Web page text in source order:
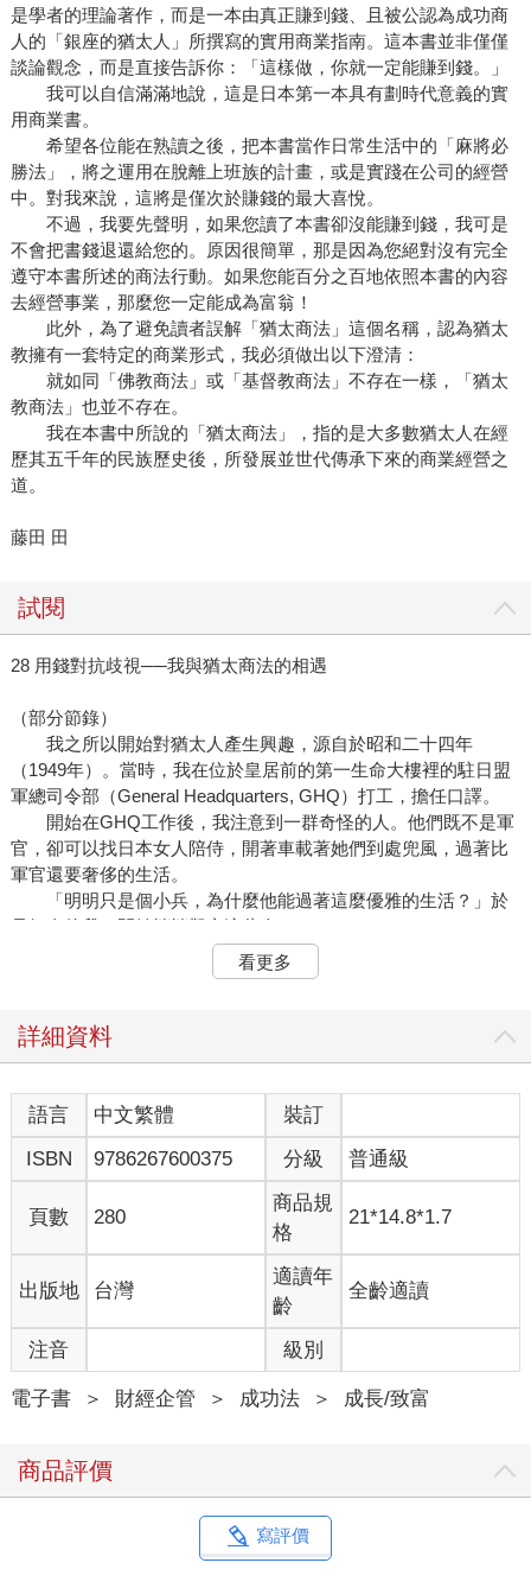
是學者的理論著作，而是一本由真正賺到錢、且被公認為成功商
人的「銀座的猶太人」所撰寫的實用商業指南。這本書並非僅僅
談論觀念，而是直接告訴你：「這樣做，你就一定能賺到錢。」
我可以自信滿滿地說，這是日本第一本具有劃時代意義的實
用商業書。
希望各位能在熟讀之後，把本書當作日常生活中的「麻將必
勝法」，將之運用在脫離上班族的計畫，或是實踐在公司的經營
中。對我來說，這將是僅次於賺錢的最大喜悅。
不過，我要先聲明，如果您讀了本書卻沒能賺到錢，我可是
不會把書錢退還給您的。原因很簡單，那是因為您絕對沒有完全
遵守本書所述的商法行動。如果您能百分之百地依照本書的內容
去經營事業，那麼您一定能成為富翁！
此外，為了避免讀者誤解「猶太商法」這個名稱，認為猶太
教擁有一套特定的商業形式，我必須做出以下澄清：
就如同「佛教商法」或「基督教商法」不存在一樣，「猶太
教商法」也並不存在。
我在本書中所說的「猶太商法」，指的是大多數猶太人在經
歷其五千年的民族歷史後，所發展並世代傳承下來的商業經營之
道。
藤田 田
試閱
28 用錢對抗歧視──我與猶太商法的相遇
（部分節錄）
我之所以開始對猶太人產生興趣，源自於昭和二十四年
（1949年）。當時，我在位於皇居前的第一生命大樓裡的駐日盟
軍總司令部（General Headquarters, GHQ）打工，擔任口譯。
開始在GHQ工作後，我注意到一群奇怪的人。他們既不是軍
官，卻可以找日本女人陪侍，開著車載著她們到處兜風，過著比
軍官還要奢侈的生活。
「明明只是個小兵，為什麼他能過著這麼優雅的生活？」於
是好奇的我，開始悄悄觀察這些人。
奇怪的是，這些士兵雖然也是白人，但在軍隊中卻經常遭受
其他士兵在背地裡稱呼他們時，總是咬牙切齒地吐出這個字
猶太人面前卻總是抬不起頭來。原來，這些猶太士兵會借錢給那
些愛玩的同袍，他們會收取高額利息，到了發薪日還會毫不留情
地討債。也因此，許多GI在猶太人面前都顯得畏畏縮縮的。
即便受到鄙視，猶太士兵卻毫不在意。他們不僅擺出一副若
無其事的樣子，還會大方把錢借給那些鄙視自己的人，用金錢實
質「征服」了對方。看到受到歧視、仍堅強地活下去的猶太人，
我不知不覺對他們產生一種親近感。我不僅沒有敬而遠之，反而
主動去接近他們。
見習猶太商法的階段
擔任GHQ口譯的那段時間，我仍是東京大學法學部的學生。
當時，我的父親已經過世，母親留在大阪。我必須靠自己賺取學
價值體系已全然混亂和崩壞，支持人們存活下去的精神支柱也蕩
然無存。
當時，我唯一還能依靠的，就是大阪人特有的「我才不會
輸」這種韌性。即使輸了戰爭，我也不想輸給混亂的社會、飢餓
看更多
詳細資料
語言 中文繁體
裝訂
ISBN
9786267600375 分級 普通級
頁數 280
商品規
格
21*14.8*1.7
出版地 台灣
適讀年
齡
全齡適讀
注音 級別
電子書 ＞ 財經企管 ＞ 成功法 ＞ 成長/致富
商品評價
寫評價